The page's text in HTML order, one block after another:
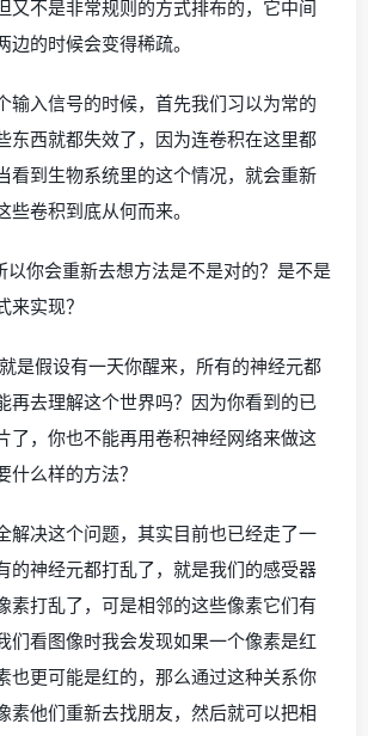
又不是非常规则的方式排布的，它中间
边的时候会变得稀疏。
输入信号的时候，首先我们习以为常的
东西就都失效了，因为连卷积在这里都
看到生物系统里的这个情况，就会重新
些卷积到底从何而来。
以你会重新去想方法是不是对的？是不是
来实现？
是假设有一天你醒来，所有的神经元都
再去理解这个世界吗？因为你看到的已
了，你也不能再用卷积神经网络来做这
什么样的方法？
解决这个问题，其实目前也已经走了一
的神经元都打乱了，就是我们的感受器
素打乱了，可是相邻的这些像素它们有
们看图像时我会发现如果一个像素是红
也更可能是红的，那么通过这种关系你
素他们重新去找朋友，然后就可以把相